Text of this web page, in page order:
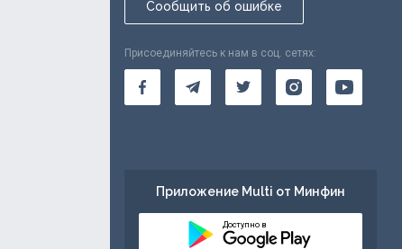
Сообщить об ошибке
Присоединяйтесь к нам в соц. сетях:
Приложение Multi от Минфин
Доступно в